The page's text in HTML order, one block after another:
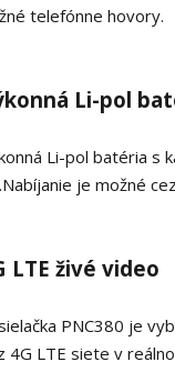
telefónne hovory.
Li-pol
Li-pol batéria s
Nabíjanie je možné
LTE živé video
PNC380 je
4G LTE siete v